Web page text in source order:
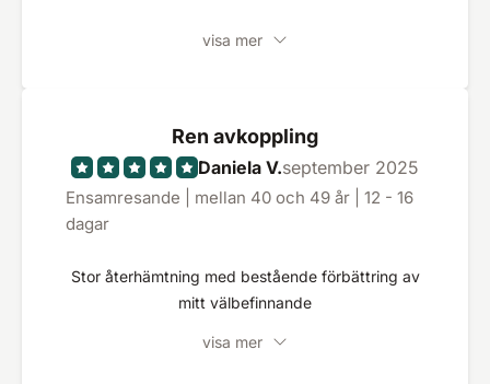
visa mer
Ren avkoppling
Daniela V.september 2025
Ensamresande | mellan 40 och 49 år | 12 - 16
dagar
Stor återhämtning med bestående förbättring av
mitt välbefinnande
visa mer